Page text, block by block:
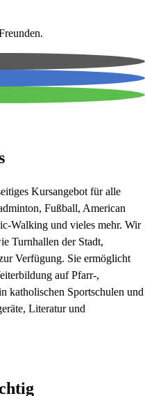
Kursangebot für alle
Fußball, American
Walking und vieles mehr. Wir
Turnhallen der Stadt,
Verfügung. Sie ermöglicht
auf Pfarr-,
katholischen Sportschulen und
Literatur und